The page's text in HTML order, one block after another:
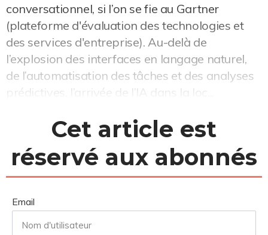
conversationnel, si l’on se fie au Gartner
(plateforme d'évaluation des technologies et
des services d'entreprise). Au-delà de
l’explosion des interfaces en langage naturel,
de l’automatisation des tâches et des analyses
prédictives, l’arrivée de l’IA dans la loc...
Cet article est
réservé aux abonnés
Email